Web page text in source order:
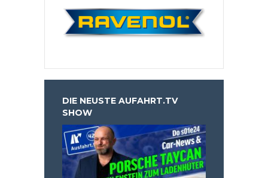
DIE NEUSTE AUFAHRT.TV
SHOW